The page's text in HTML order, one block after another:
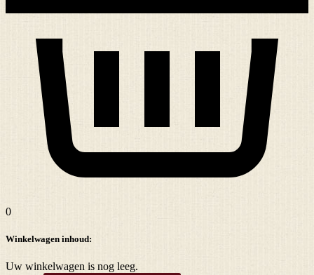
0
Winkelwagen inhoud:
Uw winkelwagen is nog leeg.